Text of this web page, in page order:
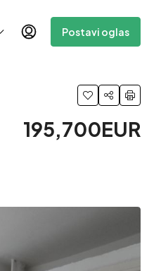
Postavi oglas
195,700EUR